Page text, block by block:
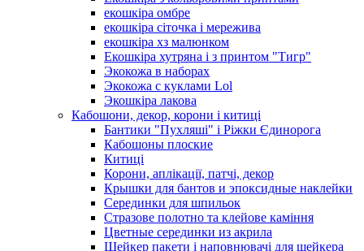
екошкіра омбре
екошкіра сіточка і мережива
екошкіра хз малюнком
Екошкіра хутряна і з принтом "Тигр"
Экокожа в наборах
Экокожа с куклами Lol
Экошкiра лакова
Кабошони, декор, корони і китиці
Бантики "Пухляші" і Ріжки Єдинорога
Кабошоны плоские
Китиці
Корони, аплікації, патчі, декор
Крышки для бантов и эпоксидные наклейки
Серединки для шпильок
Стразове полотно та клейове каміння
Цветные серединки из акрила
Шейкер пакети і наповнювачі для шейкера